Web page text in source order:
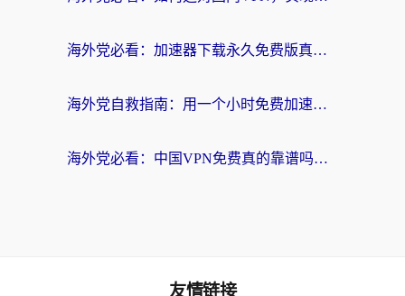
海外党必看：加速器下载永久免费版真的存在吗？教你无缝访问国内资源的正确姿势
海外党自救指南：用一个小时免费加速器，轻松打破国内资源访问壁垒？
海外党必看：中国VPN免费真的靠谱吗？手把手教你选对回国加速器
友情链接